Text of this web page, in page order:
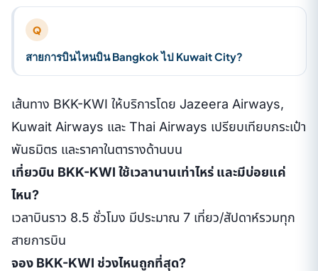
Q
สายการบินไหนบิน Bangkok ไป Kuwait City?
เส้นทาง BKK-KWI ให้บริการโดย Jazeera Airways,
Kuwait Airways และ Thai Airways เปรียบเทียบกระเป๋า
พันธมิตร และราคาในตารางด้านบน
เที่ยวบิน BKK-KWI ใช้เวลานานเท่าไหร่ และมีบ่อยแค่
ไหน?
เวลาบินราว 8.5 ชั่วโมง มีประมาณ 7 เที่ยว/สัปดาห์รวมทุก
สายการบิน
จอง BKK-KWI ช่วงไหนถูกที่สุด?